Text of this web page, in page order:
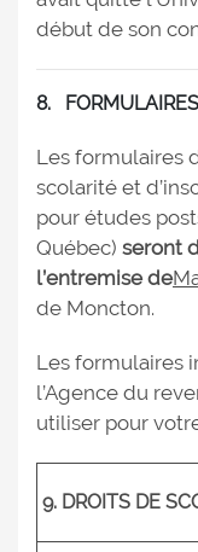
début de son
8. FORMULAIRES
Les formulaires
scolarité et
pour études
Québec) seront
l’entremise de
de Moncton.
Les formulaires
l’Agence du
utiliser pour
9. DROITS DE